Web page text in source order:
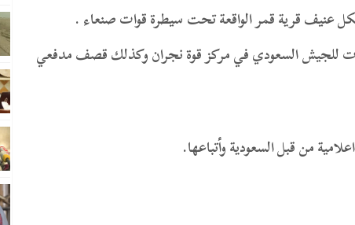
قرية قمر الواقعة تحت سيطرة قوات صنعاء .
للجيش السعودي في مركز قوة نجران وكذلك قصف مدفعي
من قبل السعودية وأتباعها.